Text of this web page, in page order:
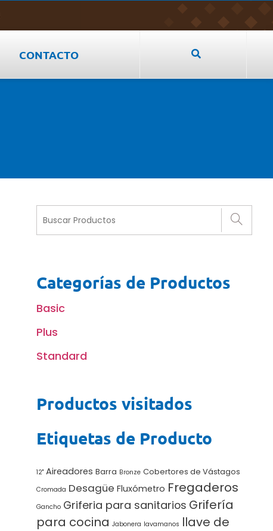
CONTACTO
Categorías de Productos
Basic
Plus
Standard
Productos visitados
Etiquetas de Producto
12" Aireadores Barra Bronze Cobertores de Vástagos
Cromada Desagüe Fluxómetro Fregaderos
Gancho Griferia para sanitarios Grifería
para cocina Jabonera lavamanos llave de